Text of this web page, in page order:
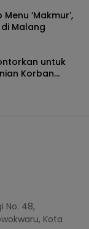
‘Makmur’,
Malang
untuk
Korban
No. 48,
Kota